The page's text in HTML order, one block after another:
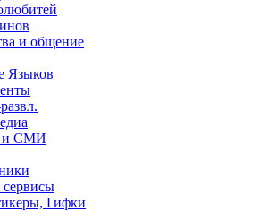
и общение
Языков
и СМИ
сервисы
Гифки